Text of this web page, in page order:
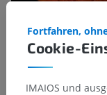
Cookie-
Fortfahren,
IMAIOS und